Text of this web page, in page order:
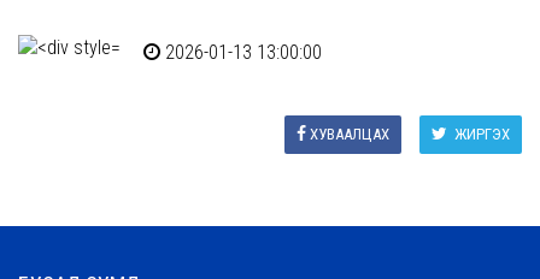
2026-01-13 13:00:00
ЖИРГЭХ
ХУВААЛЦАХ